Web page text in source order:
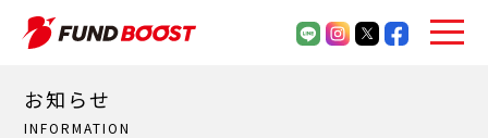
お知らせ
INFORMATION